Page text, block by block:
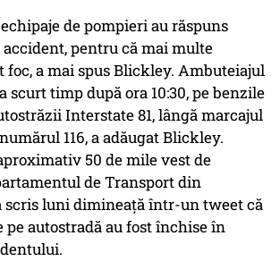
de pompieri au răspuns
pentru că mai multe
foc, a mai spus Blickley. Ambuteiajul
scurt timp după ora 10:30, pe benzile
Interstate 81, lângă marcajul
116, a adăugat Blickley.
50 de mile vest de
de Transport din
scris luni dimineață într-un tweet că
pe autostradă au fost închise în